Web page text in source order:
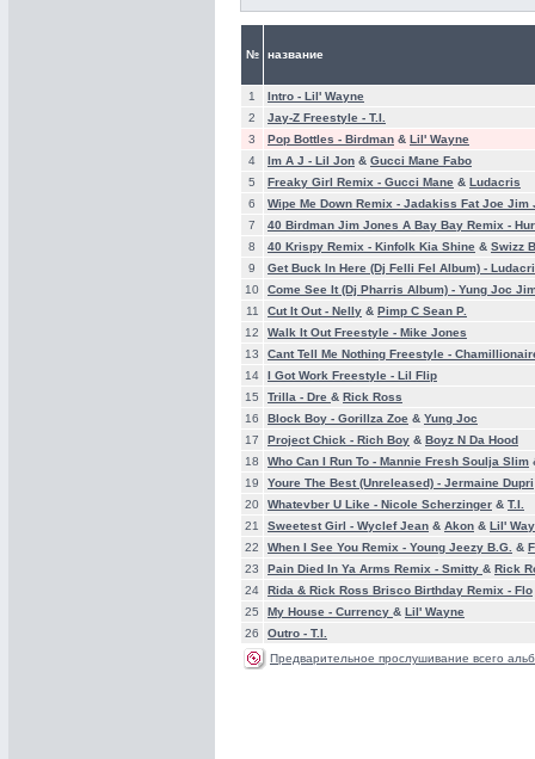
№ название
1 Intro - Lil' Wayne
2
Jay-Z Freestyle - T.I.
3
Pop Bottles - Birdman & Lil' Wayne
4
Im A J - Lil Jon & Gucci Mane Fabo
5
Freaky Girl Remix - Gucci Mane & Ludacris
6
Wipe Me Down Remix - Jadakiss Fat Joe Jim
7
40 Birdman Jim Jones A Bay Bay Remix -
8
40 Krispy Remix - Kinfolk Kia Shine & Swizz
9
Get Buck In Here (Dj Felli Fel Album) -
10
Come See It (Dj Pharris Album) - Yung Joc
11
Cut It Out - Nelly & Pimp C Sean P.
12
Walk It Out Freestyle - Mike Jones
13
Cant Tell Me Nothing Freestyle -
14
I Got Work Freestyle - Lil Flip
15
Trilla - Dre & Rick Ross
16
Block Boy - Gorillza Zoe & Yung Joc
17
Project Chick - Rich Boy & Boyz N Da Hood
18
Who Can I Run To - Mannie Fresh Soulja Slim
19
Youre The Best (Unreleased) - Jermaine Dupri
20
Whatevber U Like - Nicole Scherzinger & T.I.
21
Sweetest Girl - Wyclef Jean & Akon & Lil'
22
When I See You Remix - Young Jeezy B.G. &
23
Pain Died In Ya Arms Remix - Smitty & Rick
24
Rida & Rick Ross Brisco Birthday Remix - Flo
25
My House - Currency & Lil' Wayne
26
Outro - T.I.
Предварительное прослушивание всего